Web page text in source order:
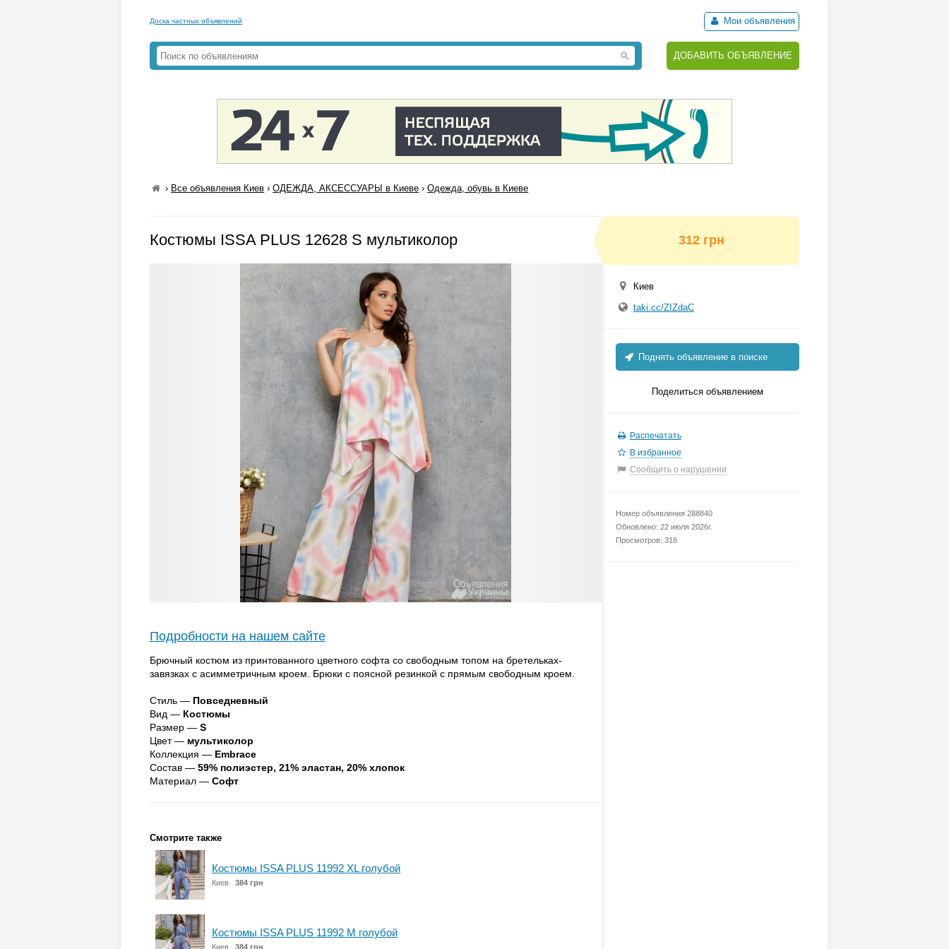
Доска частных объявлений Мои объявления
ДОБАВИТЬ ОБЪЯВЛЕНИЕ
› Все объявления Киев ›ОДЕЖДА, АКСЕССУАРЫ в Киеве ›Одежда, обувь в Киеве
Костюмы ISSA PLUS 12628 S мультиколор
Подробности на нашем сайте
Брючный костюм из принтованного цветного софта со свободным топом на бретельках-
завязках с асимметричным кроем. Брюки с поясной резинкой с прямым свободным кроем.
Стиль — Повседневный
Вид — Костюмы
Размер — S
Цвет — мультиколор
Коллекция — Embrace
Состав — 59% полиэстер, 21% эластан, 20% хлопок
Материал — Софт
Смотрите также
Костюмы ISSA PLUS 11992 XL голубой
Киев 384 грн
Костюмы ISSA PLUS 11992 M голубой
Киев 384 грн
312 грн
Киев
taki.cc/ZIZdaC
Поднять объявление в поиске
Поделиться объявлением
Распечатать
В избранное
Сообщить о нарушении
Номер объявления 288840
Обновлено: 22 июля 2026г.
Просмотров: 318